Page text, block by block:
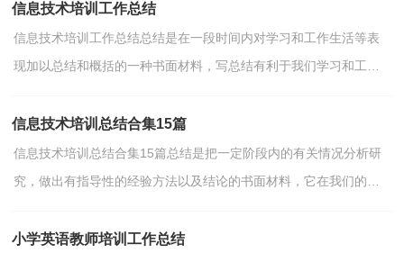
信息技术培训工作总结
信息技术培训工作总结总结是在一段时间内对学习和工作生活等表
现加以总结和概括的一种书面材料，写总结有利于我们学习和工作
信息技术培训总结合集15篇
信息技术培训总结合集15篇总结是把一定阶段内的有关情况分析研
究，做出有指导性的经验方法以及结论的书面材料，它在我们的学
小学英语教师培训工作总结